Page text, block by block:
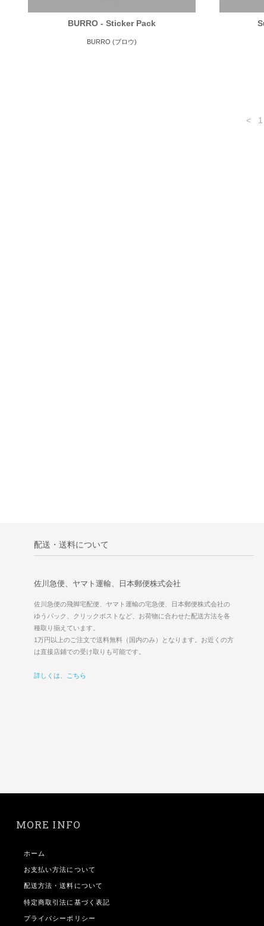
BURRO - Sticker Pack
BURRO (ブロウ)
< 1
配送・送料について
佐川急便、ヤマト運輸、日本郵便株式会社
佐川急便の飛脚宅配便、ヤマト運輸の宅急便、日本郵便株式会社の
ゆうパック、クリックポストなど、お荷物に合わせた配送方法を各
種取り揃えています。
1万円以上のご注文で送料無料（国内のみ）となります。お近くの方
は直接店鋪での受け取りも可能です。
詳しくは、こちら
MORE INFO
ホーム
お支払い方法について
配送方法・送料について
特定商取引法に基づく表記
プライバシーポリシー